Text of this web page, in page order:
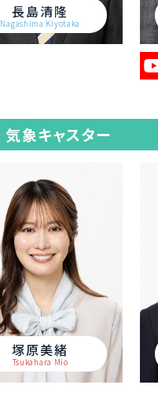
長島清隆
Nagashima Kiyotaka
気象キャスター
塚原美緒
Tsukahara Mio